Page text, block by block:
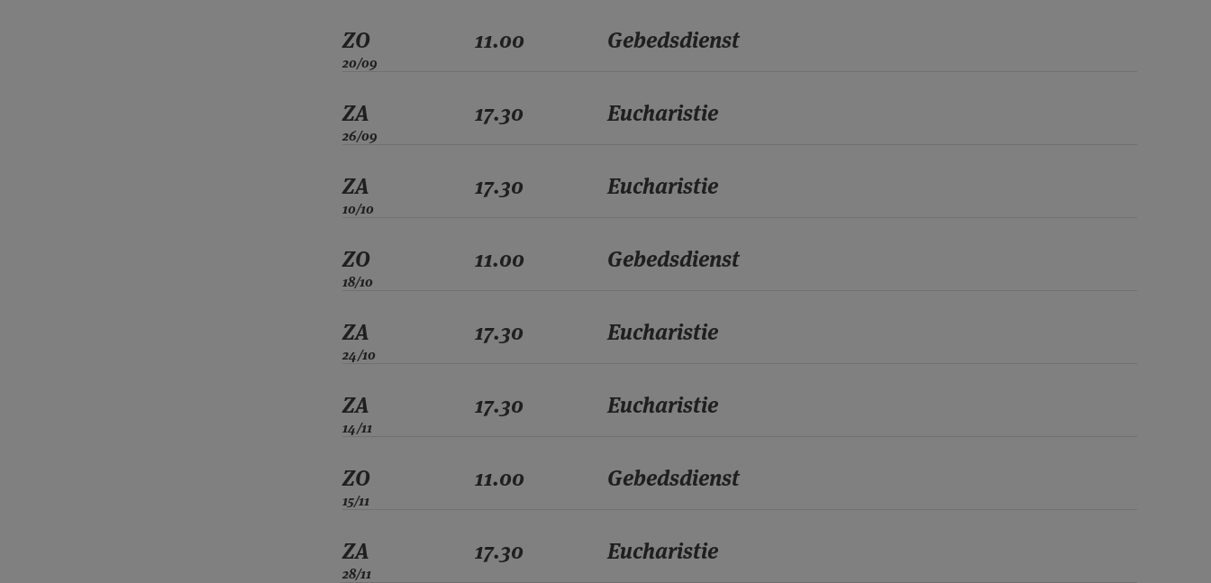
ZO
20/09
11.00 Gebedsdienst
ZA
26/09
17.30 Eucharistie
ZA
10/10
17.30 Eucharistie
ZO
18/10
11.00 Gebedsdienst
ZA
24/10
17.30 Eucharistie
ZA
14/11
17.30 Eucharistie
ZO
15/11
11.00 Gebedsdienst
ZA
28/11
17.30 Eucharistie